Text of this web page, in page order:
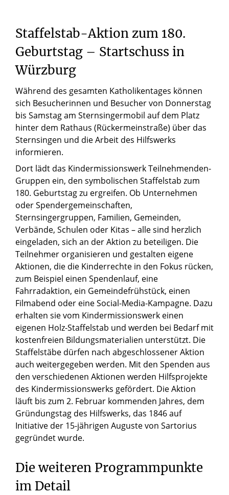
Staffelstab-Aktion zum 180.
Geburtstag – Startschuss in
Würzburg
Während des gesamten Katholikentages können
sich Besucherinnen und Besucher von Donnerstag
bis Samstag am Sternsingermobil auf dem Platz
hinter dem Rathaus (Rückermeinstraße) über das
Sternsingen und die Arbeit des Hilfswerks
informieren.
Dort lädt das Kindermissionswerk Teilnehmenden-
Gruppen ein, den symbolischen Staffelstab zum
180. Geburtstag zu ergreifen. Ob Unternehmen
oder Spendergemeinschaften,
Sternsingergruppen, Familien, Gemeinden,
Verbände, Schulen oder Kitas – alle sind herzlich
eingeladen, sich an der Aktion zu beteiligen. Die
Teilnehmer organisieren und gestalten eigene
Aktionen, die die Kinderrechte in den Fokus rücken,
zum Beispiel einen Spendenlauf, eine
Fahrradaktion, ein Gemeindefrühstück, einen
Filmabend oder eine Social-Media-Kampagne. Dazu
erhalten sie vom Kindermissionswerk einen
eigenen Holz-Staffelstab und werden bei Bedarf mit
kostenfreien Bildungsmaterialien unterstützt. Die
Staffelstäbe dürfen nach abgeschlossener Aktion
auch weitergegeben werden. Mit den Spenden aus
den verschiedenen Aktionen werden Hilfsprojekte
des Kindermissionswerks gefördert. Die Aktion
läuft bis zum 2. Februar kommenden Jahres, dem
Gründungstag des Hilfswerks, das 1846 auf
Initiative der 15-jährigen Auguste von Sartorius
gegründet wurde.
Die weiteren Programmpunkte
im Detail